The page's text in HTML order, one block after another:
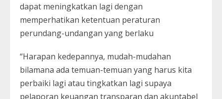
dapat meningkatkan lagi dengan
memperhatikan ketentuan peraturan
perundang-undangan yang berlaku
“Harapan kedepannya, mudah-mudahan
bilamana ada temuan-temuan yang harus kita
perbaiki lagi atau tingkatkan lagi supaya
pelaporan keuangan transparan dan akuntabel